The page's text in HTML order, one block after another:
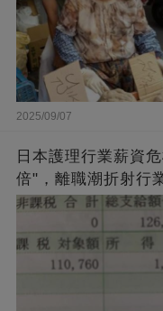
2025/09/07
日本護理行業薪資
倍"，離職潮折射行